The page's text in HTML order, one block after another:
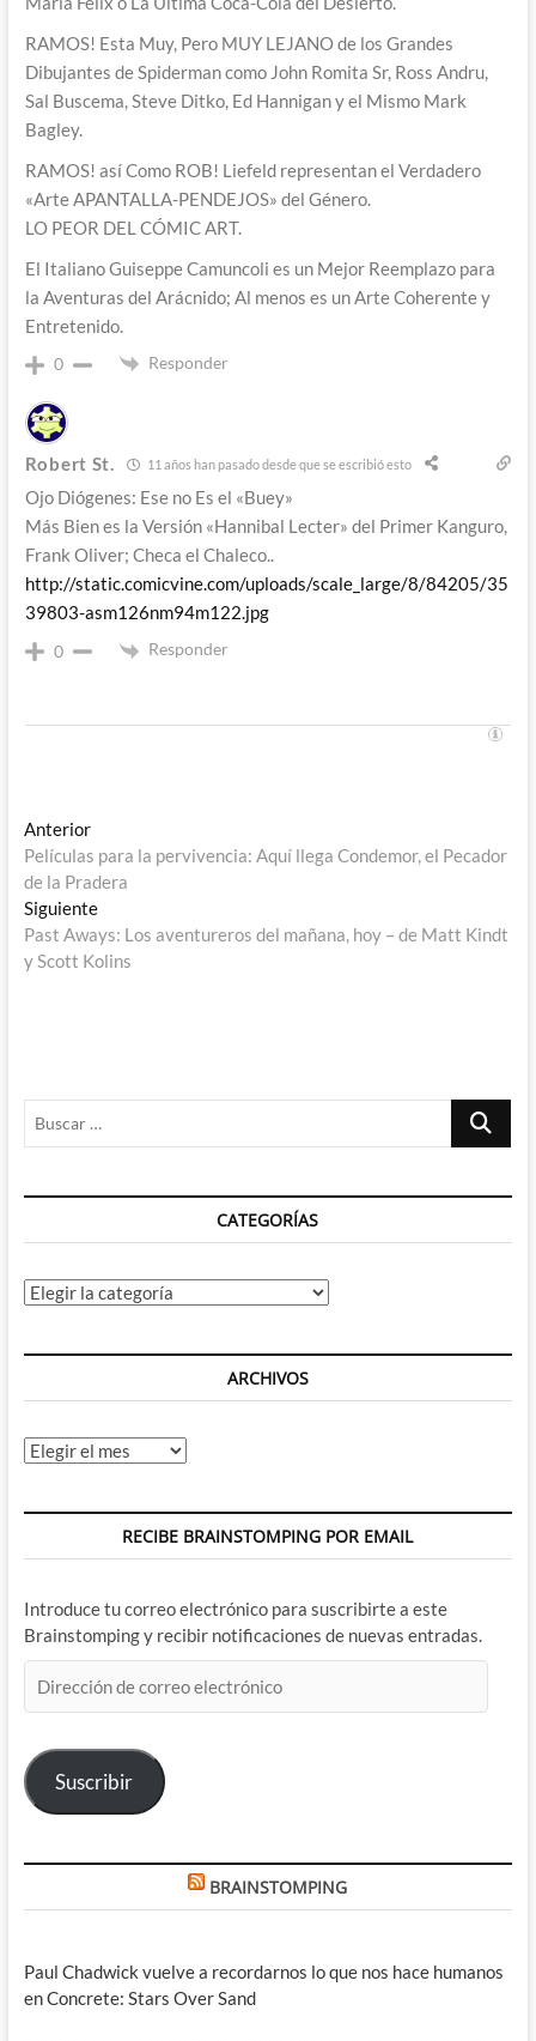
RAMOS! Esta Muy, Pero MUY LEJANO de los Grandes
Dibujantes de Spiderman como John Romita Sr, Ross Andru,
Sal Buscema, Steve Ditko, Ed Hannigan y el Mismo Mark
Bagley.
RAMOS! así Como ROB! Liefeld representan el Verdadero
«Arte APANTALLA-PENDEJOS» del Género.
LO PEOR DEL CÓMIC ART.
El Italiano Guiseppe Camuncoli es un Mejor Reemplazo para
la Aventuras del Arácnido; Al menos es un Arte Coherente y
Entretenido.
0 Responder
Robert St. 11 años han pasado desde que se escribió esto
Ojo Diógenes: Ese no Es el «Buey»
Más Bien es la Versión «Hannibal Lecter» del Primer Kanguro,
Frank Oliver; Checa el Chaleco..
http://static.comicvine.com/uploads/scale_large/8/84205/35
39803-asm126nm94m122.jpg
0 Responder
Navegación
de
entradas
AnteriorEntrada
anterior:
Películas para la pervivencia: Aquí llega Condemor, el Pecador
de la Pradera
SiguienteEntrada
siguiente:
Past Aways: Los aventureros del mañana, hoy – de Matt Kindt
y Scott Kolins
Buscar
CATEGORÍAS
Categorías
ARCHIVOS
Archivos
RECIBE BRAINSTOMPING POR EMAIL
Introduce tu correo electrónico para suscribirte a este
Brainstomping y recibir notificaciones de nuevas entradas.
de
electrónico
Suscribir
BRAINSTOMPING
Paul Chadwick vuelve a recordarnos lo que nos hace humanos
en Concrete: Stars Over Sand